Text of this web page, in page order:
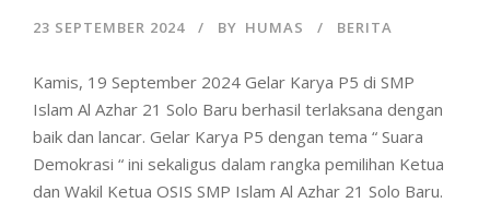
23 SEPTEMBER 2024 BY HUMAS BERITA
Kamis, 19 September 2024 Gelar Karya P5 di SMP
Islam Al Azhar 21 Solo Baru berhasil terlaksana dengan
baik dan lancar. Gelar Karya P5 dengan tema “ Suara
Demokrasi “ ini sekaligus dalam rangka pemilihan Ketua
dan Wakil Ketua OSIS SMP Islam Al Azhar 21 Solo Baru.